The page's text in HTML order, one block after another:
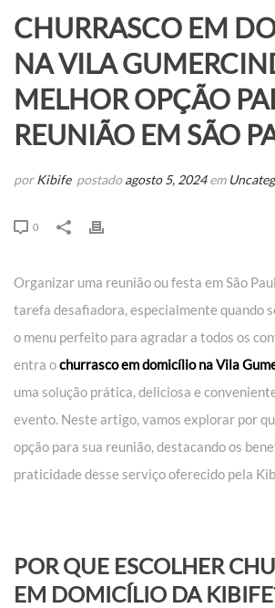
CHURRASCO EM
NA VILA
MELHOR OPÇÃO
REUNIÃO EM SÃO
porKibife postadoagosto 5, 2024em
0
Organizar uma reunião ou festa em São
tarefa desafiadora, especialmente quando
o menu perfeito para agradar a todos os
entra ochurrasco em domicílio na Vila
uma solução prática, deliciosa e
evento. Neste artigo, vamos explorar por
opção para sua reunião, destacando os
praticidade desse serviço oferecido pela
POR QUE ESCOLHER
EM DOMICÍLIO DA